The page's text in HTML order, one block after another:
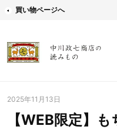
買い物ページへ
2025年11月13日
【WEB限定】